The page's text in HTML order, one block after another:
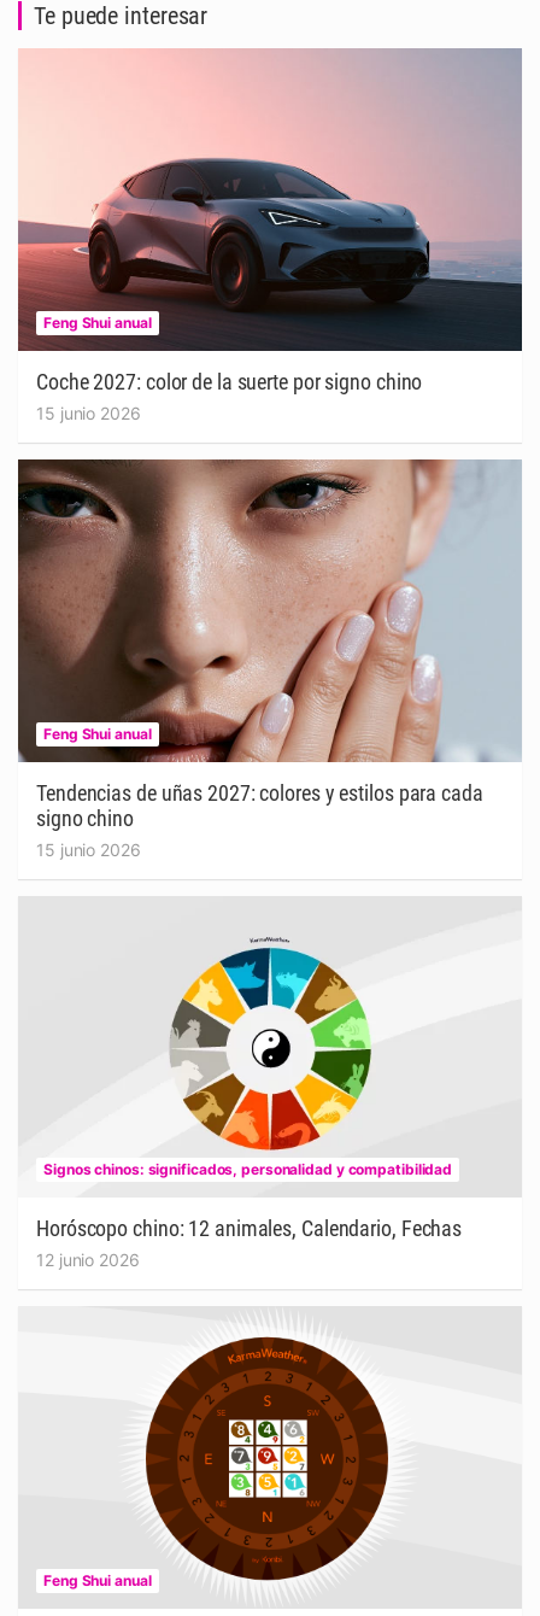
Te puede interesar
Feng Shui anual
Coche 2027: color de la suerte por signo chino
15 junio 2026
Feng Shui anual
Tendencias de uñas 2027: colores y estilos para cada
signo chino
15 junio 2026
Signos chinos: significados, personalidad y compatibilidad
Horóscopo chino: 12 animales, Calendario, Fechas
12 junio 2026
Feng Shui anual